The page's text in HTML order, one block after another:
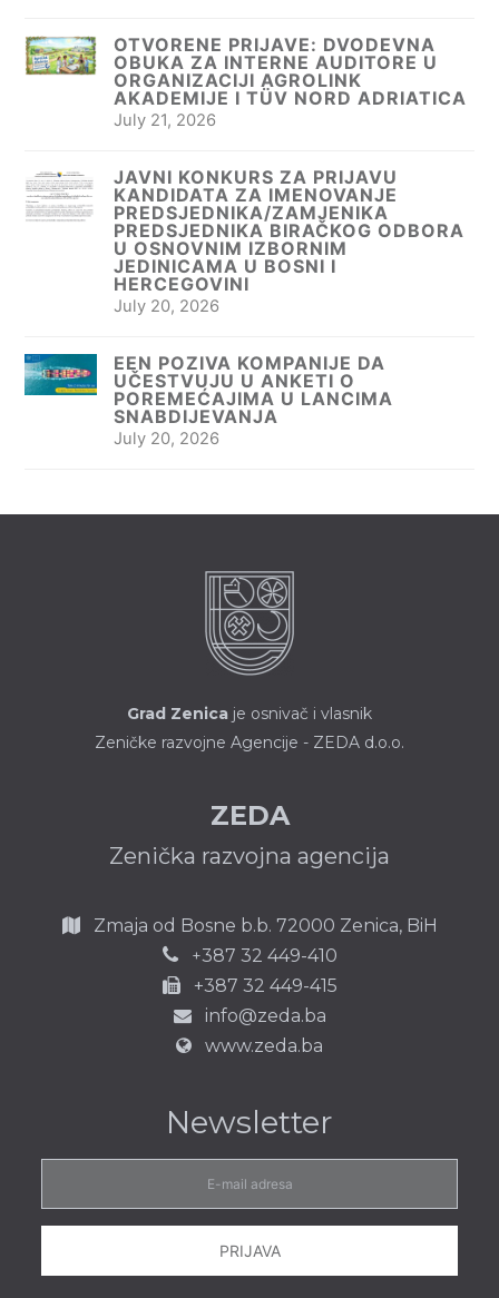
OTVORENE PRIJAVE: DVODEVNA
OBUKA ZA INTERNE AUDITORE U
ORGANIZACIJI AGROLINK
AKADEMIJE I TÜV NORD ADRIATICA
July 21, 2026
JAVNI KONKURS ZA PRIJAVU
KANDIDATA ZA IMENOVANJE
PREDSJEDNIKA/ZAMJENIKA
PREDSJEDNIKA BIRAČKOG ODBORA
U OSNOVNIM IZBORNIM
JEDINICAMA U BOSNI I
HERCEGOVINI
July 20, 2026
EEN POZIVA KOMPANIJE DA
UČESTVUJU U ANKETI O
POREMEĆAJIMA U LANCIMA
SNABDIJEVANJA
July 20, 2026
Grad Zenica je osnivač i vlasnik
Zeničke razvojne Agencije - ZEDA d.o.o.
ZEDA
Zenička razvojna agencija
Zmaja od Bosne b.b. 72000 Zenica, BiH
+387 32 449-410
+387 32 449-415
info@zeda.ba
www.zeda.ba
Newsletter
mail
adresa
PRIJAVA